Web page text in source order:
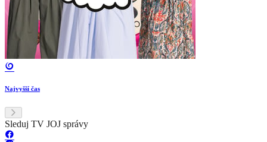
Najvyšší čas
Sleduj TV JOJ správy